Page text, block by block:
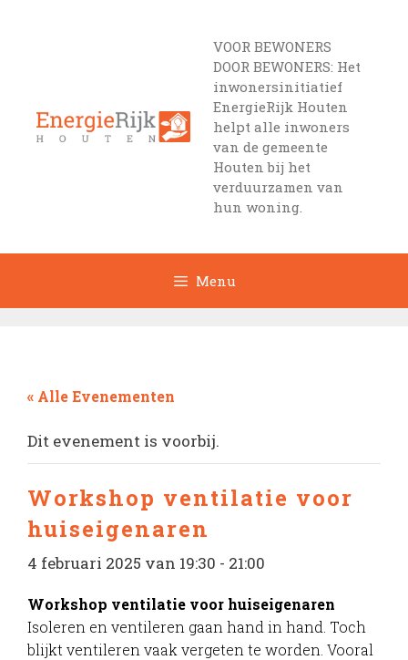
VOOR BEWONERS
DOOR BEWONERS: Het
inwonersinitiatief
EnergieRijk Houten
helpt alle inwoners
van de gemeente
Houten bij het
verduurzamen van
hun woning.
Menu
« Alle Evenementen
Dit evenement is voorbij.
Workshop ventilatie voor
huiseigenaren
4 februari 2025 van 19:30 - 21:00
Workshop ventilatie voor huiseigenaren
Isoleren en ventileren gaan hand in hand. Toch
blijkt ventileren vaak vergeten te worden. Vooral